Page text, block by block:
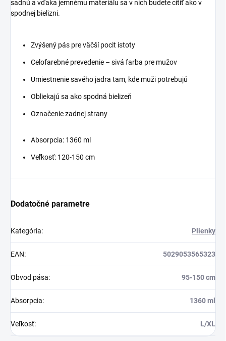
sadnú a vďaka jemnému materiálu sa v nich budete cítiť ako v
spodnej bielizni.
Zvýšený pás pre väčší pocit istoty
Celofarebné prevedenie – sivá farba pre mužov
Umiestnenie savého jadra tam, kde muži potrebujú
Obliekajú sa ako spodná bielizeň
Označenie zadnej strany
Absorpcia: 1360 ml
Veľkosť: 120-150 cm
Dodatočné parametre
Kategória: Plienky
EAN: 5029053565323
Obvod pása: 95-150 cm
Absorpcia: 1360 ml
Veľkosť: L/XL